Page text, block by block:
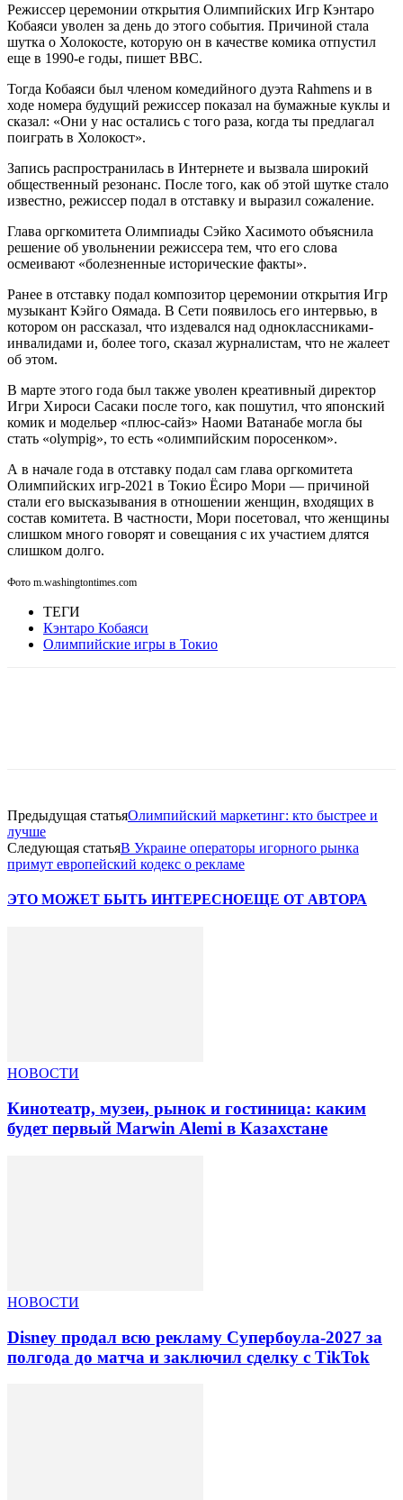
Режиссер церемонии открытия Олимпийских Игр Кэнтаро
Кобаяси уволен за день до этого события. Причиной стала
шутка о Холокосте, которую он в качестве комика отпустил
еще в 1990-е годы, пишет ВВС.
Тогда Кобаяси был членом комедийного дуэта Rahmens и в
ходе номера будущий режиссер показал на бумажные куклы и
сказал: «Они у нас остались с того раза, когда ты предлагал
поиграть в Холокост».
Запись распространилась в Интернете и вызвала широкий
общественный резонанс. После того, как об этой шутке стало
известно, режиссер подал в отставку и выразил сожаление.
Глава оргкомитета Олимпиады Сэйко Хасимото объяснила
решение об увольнении режиссера тем, что его слова
осмеивают «болезненные исторические факты».
Ранее в отставку подал композитор церемонии открытия Игр
музыкант Кэйго Оямада. В Сети появилось его интервью, в
котором он рассказал, что издевался над одноклассниками-
инвалидами и, более того, сказал журналистам, что не жалеет
об этом.
В марте этого года был также уволен креативный директор
Игри Хироси Сасаки после того, как пошутил, что японский
комик и модельер «плюс-сайз» Наоми Ватанабе могла бы
стать «оlympig», то есть «олимпийским поросенком».
А в начале года в отставку подал сам глава оргкомитета
Олимпийских игр-2021 в Токио Ёсиро Мори — причиной
стали его высказывания в отношении женщин, входящих в
состав комитета. В частности, Мори посетовал, что женщины
слишком много говорят и совещания с их участием длятся
слишком долго.
Фото m.washingtontimes.com
ТЕГИ
Кэнтаро Кобаяси
Олимпийские игры в Токио
Предыдущая статьяОлимпийский маркетинг: кто быстрее и
лучше
Следующая статьяВ Украине операторы игорного рынка
примут европейский кодекс о рекламе
ЭТО МОЖЕТ БЫТЬ ИНТЕРЕСНОЕЩЕ ОТ АВТОРА
НОВОСТИ
Кинотеатр, музеи, рынок и гостиница: каким
будет первый Marwin Alemi в Казахстане
НОВОСТИ
Disney продал всю рекламу Супербоула-2027 за
полгода до матча и заключил сделку с TikTok